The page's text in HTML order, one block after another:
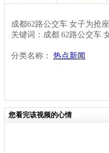
成都62路公交车 女子为抢
关键词：成都 62路公交车
分类名称： 热点新闻
您看完该视频的心情